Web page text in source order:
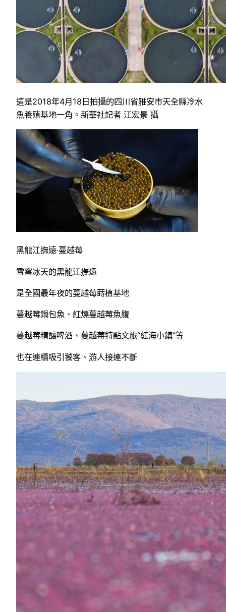
這是2018年4月18日拍攝的四川省雅安市天全縣冷水
魚養殖基地一角。新華社記者 江宏景 攝
黑龍江撫遠·蔓越莓
雪窖冰天的黑龍江撫遠
是全國最年夜的蔓越莓蒔植基地
蔓越莓鍋包魚、紅燒蔓越莓魚腹
蔓越莓精釀啤酒、蔓越莓特點文旅“紅海小鎮”等
也在連續吸引饕客、游人接連不斷